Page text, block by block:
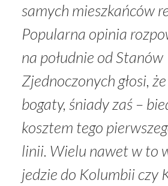
samych mieszkańców
Popularna opinia
na południe od Stanów
Zjednoczonych głosi,
bogaty, śniady zaś –
kosztem tego
linii. Wielu nawet w to
jedzie do Kolumbii czy